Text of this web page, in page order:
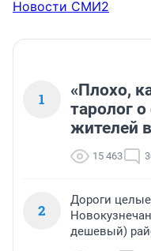
Новости СМИ2
1
«Плохо,
таролог о
жителей
15 463
2
Дороги
дешевый)